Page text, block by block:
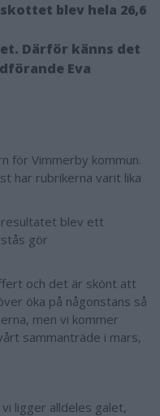
blev hela 26,6
Därför känns det
Eva
för Vimmerby kommun.
har rubrikerna varit lika
resultatet blev ett
gör
och det är skönt att
öka på någonstans så
men vi kommer
sammanträde i mars,
ligger alldeles galet,